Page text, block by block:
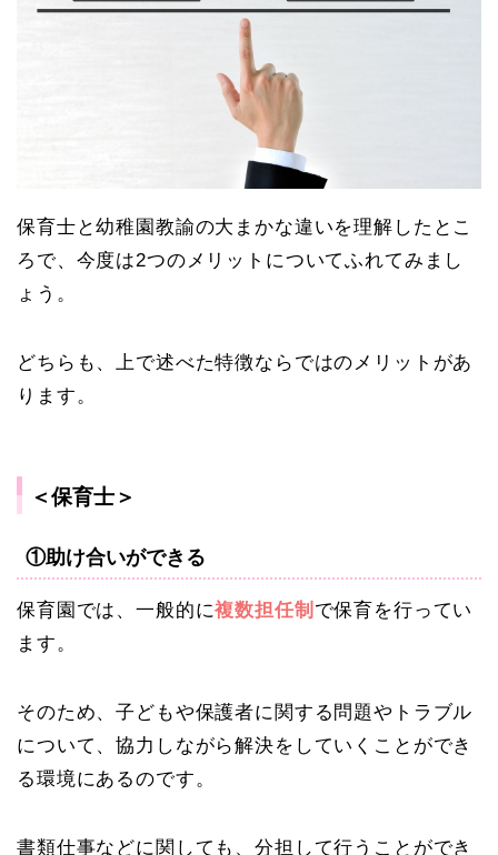
保育士と幼稚園教諭の大まかな違いを理解したとこ
ろで、今度は2つのメリットについてふれてみまし
ょう。
どちらも、上で述べた特徴ならではのメリットがあ
ります。
＜保育士＞
①助け合いができる
保育園では、一般的に複数担任制 で保育を行ってい
ます。
そのため、子どもや保護者に関する問題やトラブル
について、協力しながら解決をしていくことができ
る環境にあるのです。
書類仕事などに関しても、分担して行うことができ